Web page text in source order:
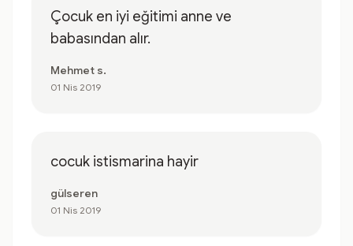
Çocuk en iyi eğitimi anne ve
babasından alır.
Mehmet s.
01 Nis 2019
cocuk istismarina hayir
gülseren
01 Nis 2019